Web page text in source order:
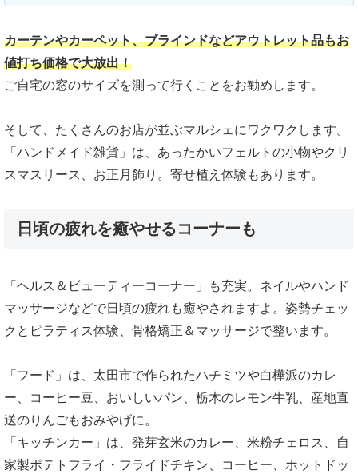
カーテンやカーペット、ブラインドなどアウトレット品もお
値打ち価格で大放出！
ご自宅の窓のサイズを測って行くことをお勧めします。
そして、たくさんのお店が並ぶマルシェにワクワクします。
「ハンドメイド雑貨」は、あったかいフェルトの小物やクリ
スマスリース、お正月飾り。寄せ植え体験もあります。
日頃の疲れを癒やせるコーナーも
「ヘルス＆ビューティーコーナー」も充実。ネイルやハンド
マッサージなどで日頃の疲れも癒やされますよ。姿勢チェッ
クとピラティス体験、骨格矯正＆マッサージで整います。
「フード」は、太田市で作られたハチミツや白樺派のカレ
ー、コーヒー豆、おいしいパン、栃木のレモン牛乳、産地直
送のりんごもおみやげに。
「キッチンカー」は、発芽玄米のカレー、米粉チェロス、自
家製ポテトフライ・フライドチキン、コーヒー、ホットドッ